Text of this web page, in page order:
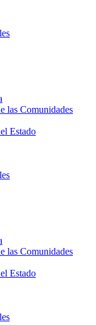
las Comunidades
Estado
las Comunidades
Estado